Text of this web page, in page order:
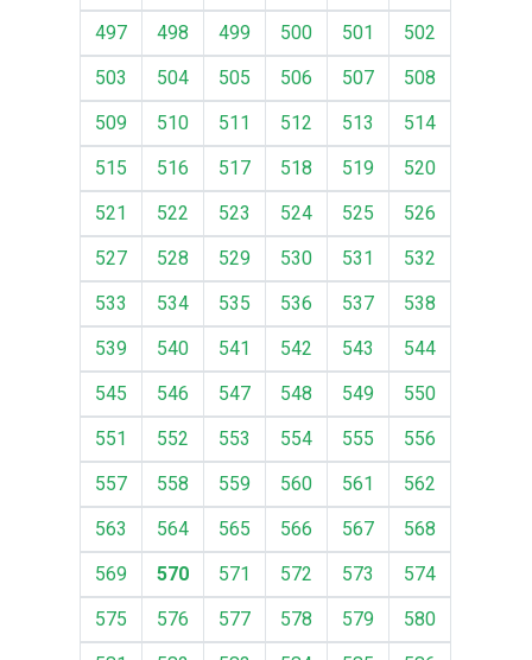
497 498 499 500 501
502
503
504 505 506 507
508
509
510 511 512 513
514
515
516 517 518 519
520
521
522 523 524 525
526
527
528 529 530 531
532
533
534 535 536 537
538
539
540 541 542 543
544
545
546 547 548 549
550
551
552 553 554 555
556
557
558 559 560 561
562
563
564 565 566 567
568
569
570 571 572 573
574
575
576 577 578 579
580